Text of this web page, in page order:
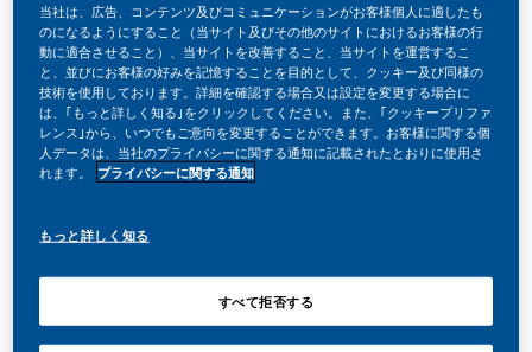
加熱式たばこ導入によ
る３つのメリット
当社は、広告、コンテンツ及びコミュニケーションがお客様個人に適したも
のになるようにすること（当サイト及びその他のサイトにおけるお客様の行
動に適合させること）、当サイトを改善すること、当サイトを運営するこ
と、並びにお客様の好みを記憶することを目的として、クッキー及び同様の
技術を使用しております。詳細を確認する場合又は設定を変更する場合に
は、｢もっと詳しく知る｣をクリックしてください。また、｢クッキープリファ
レンス｣から、いつでもご意向を変更することができます。お客様に関する個
人データは、当社のプライバシーに関する通知に記載されたとおりに使用さ
れます。
プライバシーに関する通知
もっと詳しく知る
すべて拒否する